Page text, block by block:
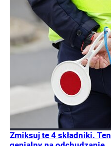
Zmiksuj te 4 składniki.